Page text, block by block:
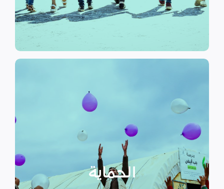
التعليم
الحماية
الحماية
الأسر المهمشة والتي ترأسها إناث
عبر تعزيز المساعدة الإنسانية التي
تراعي الأمور الخاصة بالنوع
الاجتماعي “الجنساني” مع التركيز